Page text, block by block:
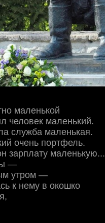
маленькой
человек маленький.
служба маленькая.
очень портфель.
зарплату маленькую...
—
утром —
к нему в окошко